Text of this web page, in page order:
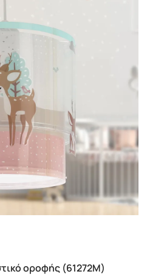
οροφής (61272M)